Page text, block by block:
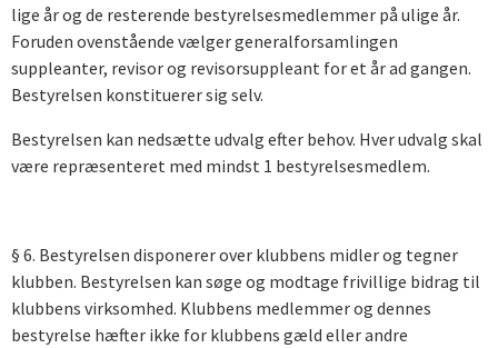
lige år og de resterende bestyrelsesmedlemmer på ulige år.
Foruden ovenstående vælger generalforsamlingen
suppleanter, revisor og revisorsuppleant for et år ad gangen.
Bestyrelsen konstituerer sig selv.
Bestyrelsen kan nedsætte udvalg efter behov. Hver udvalg skal
være repræsenteret med mindst 1 bestyrelsesmedlem.
§ 6. Bestyrelsen disponerer over klubbens midler og tegner
klubben. Bestyrelsen kan søge og modtage frivillige bidrag til
klubbens virksomhed. Klubbens medlemmer og dennes
bestyrelse hæfter ikke for klubbens gæld eller andre